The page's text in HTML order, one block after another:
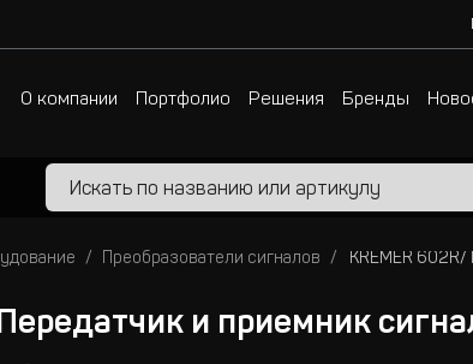
О компании Портфолио Решения Бренды
Преобразователи сигналов
и приемник